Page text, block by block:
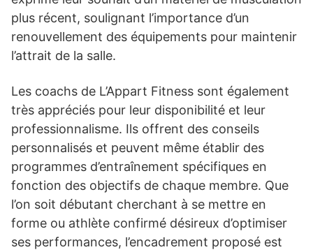
plus récent, soulignant l’importance d’un
renouvellement des équipements pour maintenir
l’attrait de la salle.
Les coachs de L’Appart Fitness sont également
très appréciés pour leur disponibilité et leur
professionnalisme. Ils offrent des conseils
personnalisés et peuvent même établir des
programmes d’entraînement spécifiques en
fonction des objectifs de chaque membre. Que
l’on soit débutant cherchant à se mettre en
forme ou athlète confirmé désireux d’optimiser
ses performances, l’encadrement proposé est